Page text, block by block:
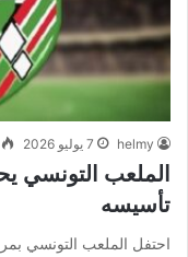
helmy 7 يوليو 2026
تأسيسه